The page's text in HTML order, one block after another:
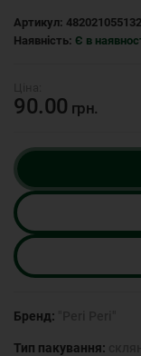
Артикул:
Наявність: Є в
90.00 грн.
Бренд:
Тип пакування: